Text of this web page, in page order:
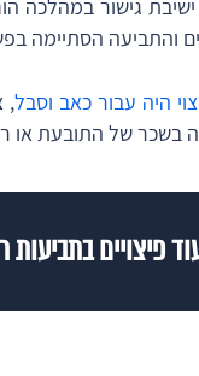
והתביעה הסתיימה
היה עבור כאב וסבל,
בשכר של התובעת או
פיצויים